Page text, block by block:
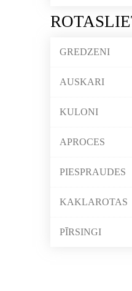
GREDZENI
AUSKARI
KULONI
APROCES
PIESPRAUDES
KAKLAROTAS
PĪRSINGI